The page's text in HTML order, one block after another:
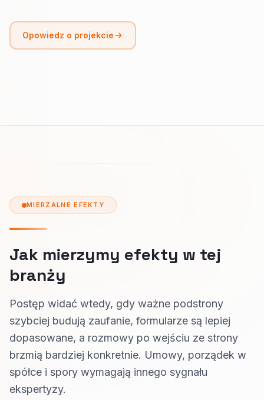
Opowiedz o projekcie
MIERZALNE EFEKTY
Jak mierzymy efekty w tej
branży
Postęp widać wtedy, gdy ważne podstrony
szybciej budują zaufanie, formularze są lepiej
dopasowane, a rozmowy po wejściu ze strony
brzmią bardziej konkretnie. Umowy, porządek w
spółce i spory wymagają innego sygnału
ekspertyzy.